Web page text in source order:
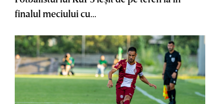
finalul meciului cu...